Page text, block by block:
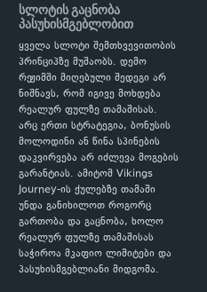
სლოტის გაცნობა
პასუხისმგებლობით
ყველა სლოტი შემთხვევითობის
პრინციპზე მუშაობს. დემო
რეჟიმში მიღებული შედეგი არ
ნიშნავს, რომ იგივე მოხდება
რეალურ ფულზე თამაშისას.
არც ერთი სტრატეგია, ბონუსის
მოლოდინი ან წინა სპინების
დაკვირვება არ იძლევა მოგების
გარანტიას. ამიტომ Vikings
Journey-ის ქულებზე თამაში
უნდა განიხილოთ როგორც
გართობა და გაცნობა, ხოლო
რეალურ ფულზე თამაშისას
საჭიროა მკაფიო ლიმიტები და
პასუხისმგებლიანი მიდგომა.